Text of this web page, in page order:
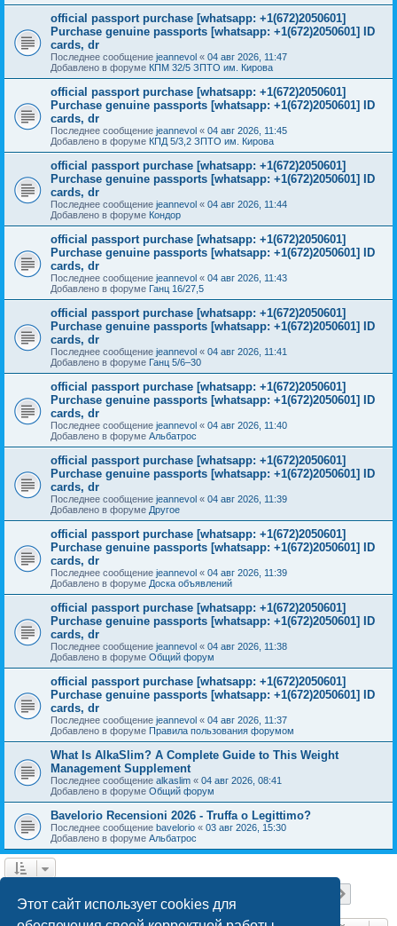
Этот сайт использует cookies для
official passport purchase [whatsapp: +1(672)2050601]
Purchase genuine passports [whatsapp: +1(672)2050601] ID
cards, dr
Последнее сообщение jeannevol « 04 авг 2026, 11:47
Добавлено в форуме КПМ 32/5 ЗПТО им. Кирова
official passport purchase [whatsapp: +1(672)2050601]
Purchase genuine passports [whatsapp: +1(672)2050601] ID
cards, dr
Последнее сообщение jeannevol « 04 авг 2026, 11:45
Добавлено в форуме КПД 5/3,2 ЗПТО им. Кирова
official passport purchase [whatsapp: +1(672)2050601]
Purchase genuine passports [whatsapp: +1(672)2050601] ID
cards, dr
Последнее сообщение jeannevol « 04 авг 2026, 11:44
Добавлено в форуме Кондор
official passport purchase [whatsapp: +1(672)2050601]
Purchase genuine passports [whatsapp: +1(672)2050601] ID
cards, dr
Последнее сообщение jeannevol « 04 авг 2026, 11:43
Добавлено в форуме Ганц 16/27,5
official passport purchase [whatsapp: +1(672)2050601]
Purchase genuine passports [whatsapp: +1(672)2050601] ID
cards, dr
Последнее сообщение jeannevol « 04 авг 2026, 11:41
Добавлено в форуме Ганц 5/6–30
official passport purchase [whatsapp: +1(672)2050601]
Purchase genuine passports [whatsapp: +1(672)2050601] ID
cards, dr
Последнее сообщение jeannevol « 04 авг 2026, 11:40
Добавлено в форуме Альбатрос
official passport purchase [whatsapp: +1(672)2050601]
Purchase genuine passports [whatsapp: +1(672)2050601] ID
cards, dr
Последнее сообщение jeannevol « 04 авг 2026, 11:39
Добавлено в форуме Другое
official passport purchase [whatsapp: +1(672)2050601]
Purchase genuine passports [whatsapp: +1(672)2050601] ID
cards, dr
Последнее сообщение jeannevol « 04 авг 2026, 11:39
Добавлено в форуме Доска объявлений
official passport purchase [whatsapp: +1(672)2050601]
Purchase genuine passports [whatsapp: +1(672)2050601] ID
cards, dr
Последнее сообщение jeannevol « 04 авг 2026, 11:38
Добавлено в форуме Общий форум
official passport purchase [whatsapp: +1(672)2050601]
Purchase genuine passports [whatsapp: +1(672)2050601] ID
cards, dr
Последнее сообщение jeannevol « 04 авг 2026, 11:37
Добавлено в форуме Правила пользования форумом
What Is AlkaSlim? A Complete Guide to This Weight
Management Supplement
Последнее сообщение alkaslim « 04 авг 2026, 08:41
Добавлено в форуме Общий форум
Bavelorio Recensioni 2026 - Truffa o Legittimo?
Последнее сообщение bavelorio « 03 авг 2026, 15:30
Добавлено в форуме Альбатрос